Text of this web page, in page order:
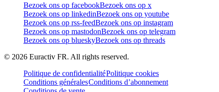
Bezoek ons op facebookBezoek ons op x
Bezoek ons op linkedinBezoek ons op youtube
Bezoek ons op rss-feedBezoek ons op instagram
Bezoek ons op mastodonBezoek ons op telegram
Bezoek ons op blueskyBezoek ons op threads
© 2026 Euractiv FR. All rights reserved.
Politique de confidentialitéPolitique cookies
Conditions généralesConditions d’abonnement